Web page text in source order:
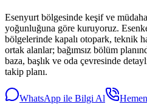
Esenyurt bölgesinde keşif ve
yoğunluğuna göre kuruyoruz.
bölgelerinde kapalı otopark, teknik
ortak alanlar; bağımsız bölüm
baza, başlık ve oda çevresinde
takip planı.
WhatsApp ile Bilgi Al